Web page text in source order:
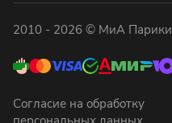
2010 - 2026 © МиА Парики
Согласие на обработку